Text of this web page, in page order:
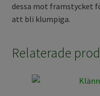
dessa mot framstycket
att bli klumpiga.
Relaterade